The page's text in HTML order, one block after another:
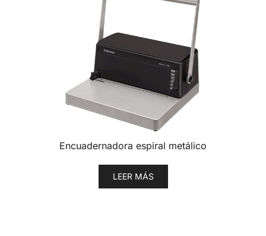
Encuadernadora espiral metálico
LEER MÁS